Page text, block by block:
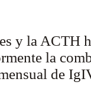
y la ACTH
la
de